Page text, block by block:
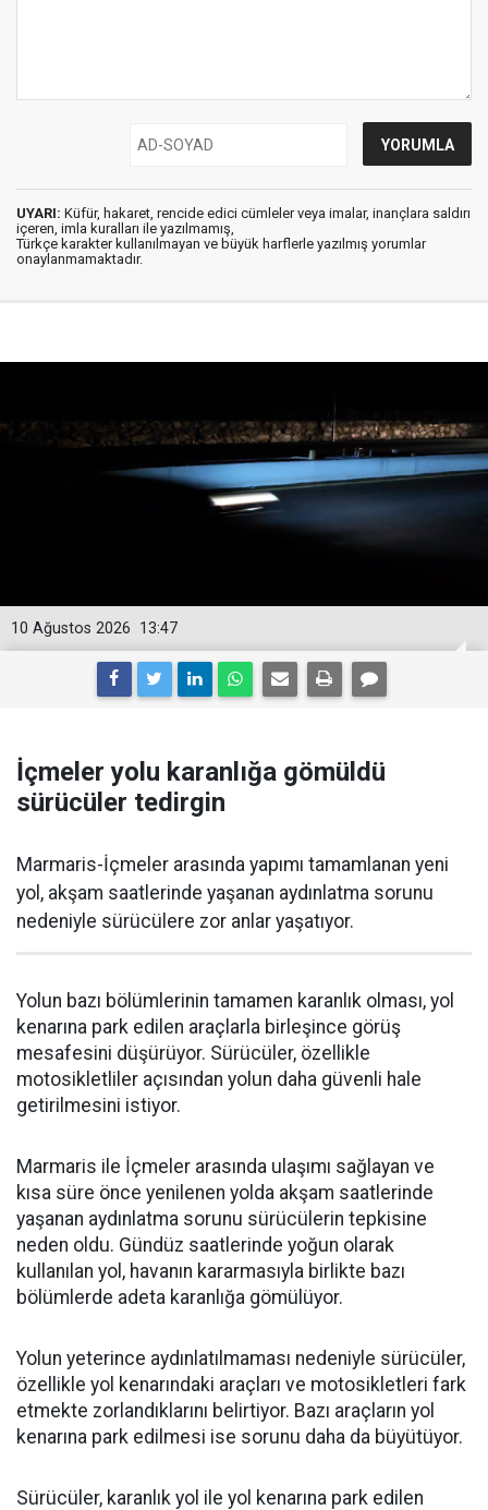
UYARI: Küfür, hakaret, rencide edici cümleler veya imalar, inançlara saldırı
içeren, imla kuralları ile yazılmamış,
Türkçe karakter kullanılmayan ve büyük harflerle yazılmış yorumlar
onaylanmamaktadır.
13:47
10 Ağustos 2026
İçmeler yolu karanlığa gömüldü
sürücüler tedirgin
Marmaris-İçmeler arasında yapımı tamamlanan yeni
yol, akşam saatlerinde yaşanan aydınlatma sorunu
nedeniyle sürücülere zor anlar yaşatıyor.
Yolun bazı bölümlerinin tamamen karanlık olması, yol
kenarına park edilen araçlarla birleşince görüş
mesafesini düşürüyor. Sürücüler, özellikle
motosikletliler açısından yolun daha güvenli hale
getirilmesini istiyor.
Marmaris ile İçmeler arasında ulaşımı sağlayan ve
kısa süre önce yenilenen yolda akşam saatlerinde
yaşanan aydınlatma sorunu sürücülerin tepkisine
neden oldu. Gündüz saatlerinde yoğun olarak
kullanılan yol, havanın kararmasıyla birlikte bazı
bölümlerde adeta karanlığa gömülüyor.
Yolun yeterince aydınlatılmaması nedeniyle sürücüler,
özellikle yol kenarındaki araçları ve motosikletleri fark
etmekte zorlandıklarını belirtiyor. Bazı araçların yol
kenarına park edilmesi ise sorunu daha da büyütüyor.
Sürücüler, karanlık yol ile yol kenarına park edilen